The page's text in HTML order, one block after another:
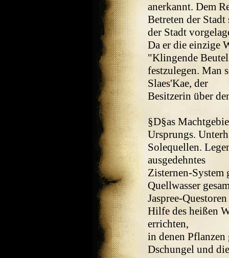
anerkannt. Dem
Betreten der
der Stadt
Da er die einzige
"Klingende
festzulegen. Man
Slaes'Kae, der
Besitzerin über
§D§as
Ursprungs.
Solequellen.
ausgedehntes
Zisternen-System
Quellwasser
Jaspree-
Hilfe des heißen
errichten,
in denen
Dschungel und